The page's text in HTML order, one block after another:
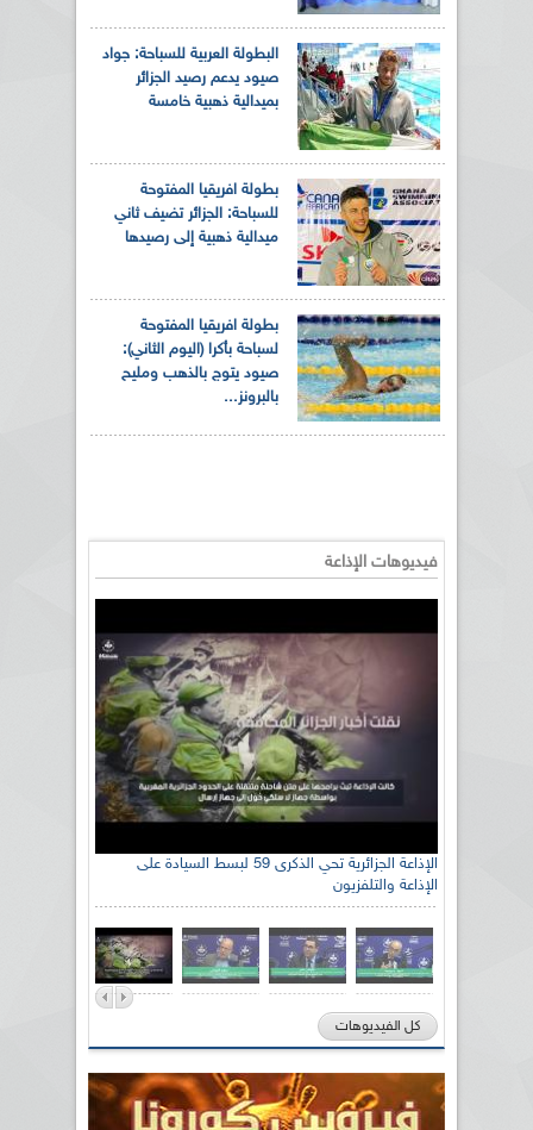
البطولة العربية للسباحة: جواد
صيود يدعم رصيد الجزائر
بميدالية ذهبية خامسة
بطولة افريقيا المفتوحة
للسباحة: الجزائر تضيف ثاني
ميدالية ذهبية إلى رصيدها
بطولة افريقيا المفتوحة
لسباحة بأكرا (اليوم الثاني):
صيود يتوج بالذهب ومليح
بالبرونز...
فيديوهات الإذاعة
الإذاعة الجزائرية تحي الذكرى 59 لبسط السيادة على
الإذاعة والتلفزيون
كل الفيديوهات